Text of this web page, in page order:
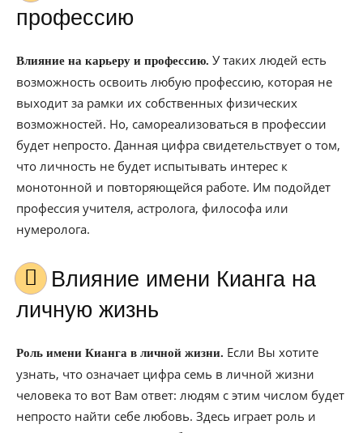
профессию
Влияние на карьеру и профессию. У таких людей есть
возможность освоить любую профессию, которая не
выходит за рамки их собственных физических
возможностей. Но, самореализоваться в профессии
будет непросто. Данная цифра свидетельствует о том,
что личность не будет испытывать интерес к
монотонной и повторяющейся работе. Им подойдет
профессия учителя, астролога, философа или
нумеролога.
Влияние имени Кианга на
личную жизнь
Роль имени Кианга в личной жизни. Если Вы хотите
узнать, что означает цифра семь в личной жизни
человека то вот Вам ответ: людям с этим числом будет
непросто найти себе любовь. Здесь играет роль и